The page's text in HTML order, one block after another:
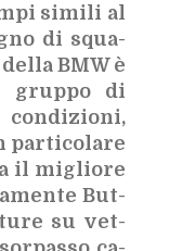
si­mi­li al
di squa­
BMW è
grup­po di
par­ti­co­la­re
il mi­glio­re
But­
su vet­